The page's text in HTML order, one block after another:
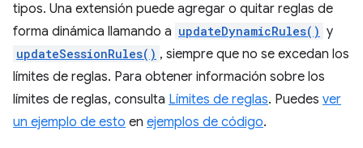
tipos. Una extensión puede agregar o quitar reglas de
forma dinámica llamando a updateDynamicRules() y
updateSessionRules() , siempre que no se excedan los
límites de reglas. Para obtener información sobre los
límites de reglas, consulta Límites de reglas. Puedes ver
un ejemplo de esto en ejemplos de código.